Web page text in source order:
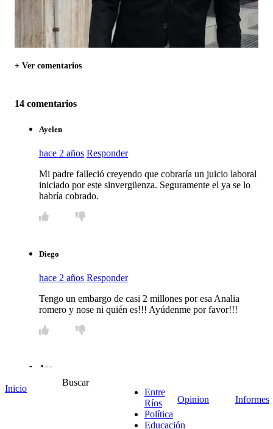
+ Ver comentarios
14 comentarios
Ayelen
hace 2 años Responder
Mi padre falleció creyendo que cobraría un juicio laboral
iniciado por este sinvergüenza. Seguramente el ya se lo
habría cobrado.
Diego
hace 2 años Responder
Tengo un embargo de casi 2 millones por esa Analia
romero y nose ni quién es!!! Ayúdenme por favor!!!
Ana
El colegio de abogados es parte de la impunidad, en
persona he denunciado a un abogado en el colegio, hace
Inicio
Buscar
Entre
Ríos
Política
Educación
Opinion Informes